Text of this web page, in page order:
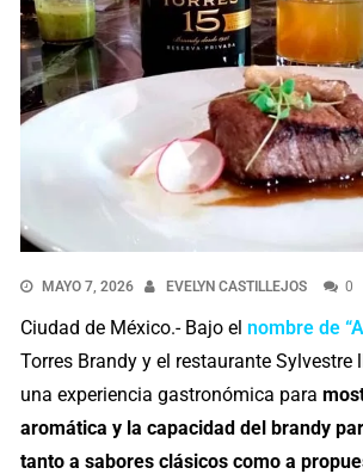
MAYO 7, 2026 EVELYN CASTILLEJOS 0
Ciudad de México.- Bajo elnombre de
Torres Brandy y el restaurante Sylvestre
una experiencia gastronómica para
aromática y la capacidad del brandy
tanto a sabores clásicos como a